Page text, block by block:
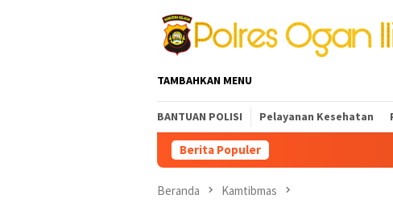
TAMBAHKAN MENU
BANTUAN POLISI Pelayanan Kesehatan
Berita Populer
Beranda Kamtibmas